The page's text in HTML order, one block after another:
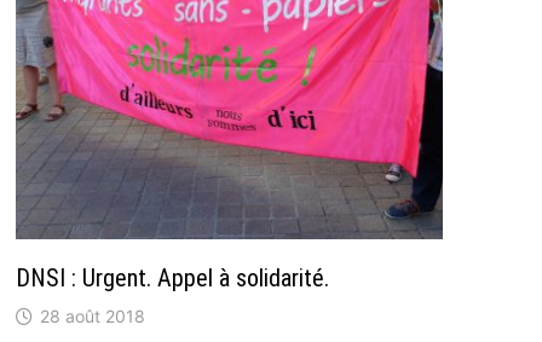
DNSI : Urgent. Appel à solidarité.
28 août 2018